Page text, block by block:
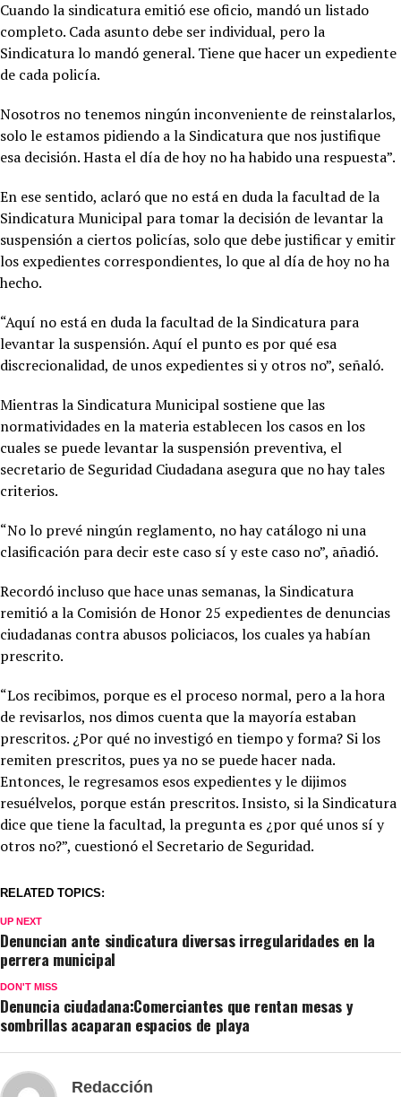
Cuando la sindicatura emitió ese oficio, mandó un listado
completo. Cada asunto debe ser individual, pero la
Sindicatura lo mandó general. Tiene que hacer un expediente
de cada policía.
Nosotros no tenemos ningún inconveniente de reinstalarlos,
solo le estamos pidiendo a la Sindicatura que nos justifique
esa decisión. Hasta el día de hoy no ha habido una respuesta”.
En ese sentido, aclaró que no está en duda la facultad de la
Sindicatura Municipal para tomar la decisión de levantar la
suspensión a ciertos policías, solo que debe justificar y emitir
los expedientes correspondientes, lo que al día de hoy no ha
hecho.
“Aquí no está en duda la facultad de la Sindicatura para
levantar la suspensión. Aquí el punto es por qué esa
discrecionalidad, de unos expedientes si y otros no”, señaló.
Mientras la Sindicatura Municipal sostiene que las
normatividades en la materia establecen los casos en los
cuales se puede levantar la suspensión preventiva, el
secretario de Seguridad Ciudadana asegura que no hay tales
criterios.
“No lo prevé ningún reglamento, no hay catálogo ni una
clasificación para decir este caso sí y este caso no”, añadió.
Recordó incluso que hace unas semanas, la Sindicatura
remitió a la Comisión de Honor 25 expedientes de denuncias
ciudadanas contra abusos policiacos, los cuales ya habían
prescrito.
“Los recibimos, porque es el proceso normal, pero a la hora
de revisarlos, nos dimos cuenta que la mayoría estaban
prescritos. ¿Por qué no investigó en tiempo y forma? Si los
remiten prescritos, pues ya no se puede hacer nada.
Entonces, le regresamos esos expedientes y le dijimos
resuélvelos, porque están prescritos. Insisto, si la Sindicatura
dice que tiene la facultad, la pregunta es ¿por qué unos sí y
otros no?”, cuestionó el Secretario de Seguridad.
RELATED TOPICS:
UP NEXT
Denuncian ante sindicatura diversas irregularidades en la
perrera municipal
DON'T MISS
Denuncia ciudadana:Comerciantes que rentan mesas y
sombrillas acaparan espacios de playa
Redacción